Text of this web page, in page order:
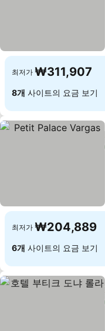
최저가 ₩311,907
8개 사이트의 요금 보기
최저가 ₩204,889
6개 사이트의 요금 보기